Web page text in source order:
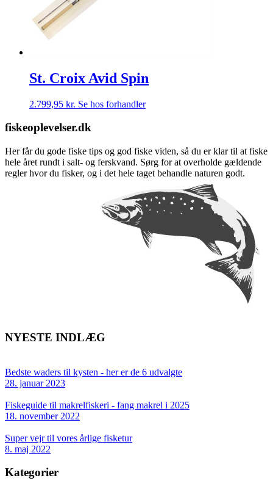
St. Croix Avid Spin
2.799,95 kr. Se hos forhandler
fiskeoplevelser.dk
Her får du gode fiske tips og god fiske viden, så du er klar til at fiske
hele året rundt i salt- og ferskvand. Sørg for at overholde gældende
regler hvor du fisker, og i det hele taget behandle naturen godt.
NYESTE INDLÆG
Bedste waders til kysten - her er de 6 udvalgte
28. januar 2023
Fiskeguide til makrelfiskeri - fang makrel i 2025
18. november 2022
Super vejr til vores årlige fisketur
8. maj 2022
Kategorier